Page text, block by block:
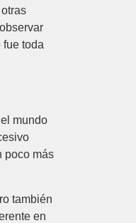
fue toda
mundo
poco más
también
en